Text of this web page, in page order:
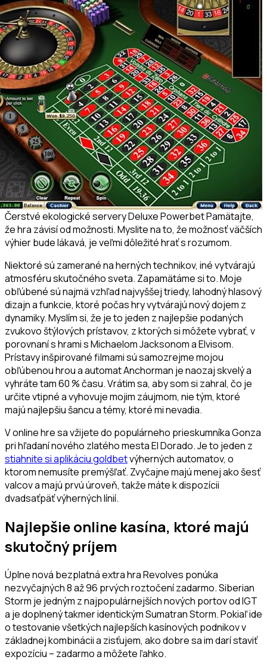
Čerstvé ekologické servery Deluxe Powerbet Pamätajte,
že hra závisí od možnosti. Myslite na to, že možnosť väčších
výhier bude lákavá, je veľmi dôležité hrať s rozumom.
Niektoré sú zamerané na herných technikov, iné vytvárajú
atmosféru skutočného sveta. Zapamätáme si to. Moje
obľúbené sú najmä vzhľad najvyššej triedy, lahodný hlasový
dizajn a funkcie, ktoré počas hry vytvárajú nový dojem z
dynamiky. Myslím si, že je to jeden z najlepšie podaných
zvukovo štýlových prístavov, z ktorých si môžete vybrať, v
porovnaní s hrami s Michaelom Jacksonom a Elvisom.
Prístavy inšpirované filmami sú samozrejme mojou
obľúbenou hrou a automat Anchorman je naozaj skvelý a
vyhráte tam 60 % času. Vrátim sa, aby som si zahral, ​​čo je
určite vtipné a vyhovuje mojim záujmom, nie tým, ktoré
majú najlepšiu šancu a témy, ktoré mi nevadia.
V online hre sa vžijete do populárneho prieskumníka Gonza
pri hľadaní nového zlatého mesta El Dorado. Je to jeden z
stiahnite si aplikáciu goldbetvýherných automatov, o
ktorom nemusíte premýšľať. Zvyčajne majú menej ako šesť
valcov a majú prvú úroveň, takže máte k dispozícii
dvadsaťpäť výherných línií.
Najlepšie online kasína, ktoré majú
skutočný príjem
Úplne nová bezplatná extra hra Revolves ponúka
nezvyčajných 8 až 96 prvých roztočení zadarmo. Siberian
Storm je jedným z najpopulárnejších nových portov od IGT
a je doplnený takmer identickým Sumatran Storm. Pokiaľ ide
o testovanie všetkých najlepších kasínových podnikov v
základnej kombinácii a zisťujem, ako dobre sa im darí staviť
expozíciu – zadarmo a môžete ľahko.